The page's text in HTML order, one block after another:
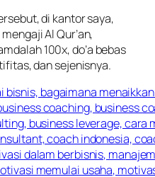
di kantor saya,
Al Qur’an,
100x, do’a bebas
dan sejenisnya.